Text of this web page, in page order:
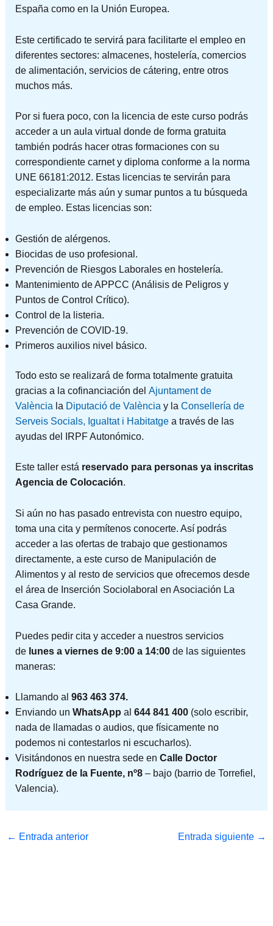
España como en la Unión Europea.
Este certificado te servirá para facilitarte el empleo en
diferentes sectores: almacenes, hostelería, comercios
de alimentación, servicios de cátering, entre otros
muchos más.
Por si fuera poco, con la licencia de este curso podrás
acceder a un aula virtual donde de forma gratuita
también podrás hacer otras formaciones con su
correspondiente carnet y diploma conforme a la norma
UNE 66181:2012. Estas licencias te servirán para
especializarte más aún y sumar puntos a tu búsqueda
de empleo. Estas licencias son:
Gestión de alérgenos.
Biocidas de uso profesional.
Prevención de Riesgos Laborales en hostelería.
Mantenimiento de APPCC (Análisis de Peligros y
Puntos de Control Crítico).
Control de la listeria.
Prevención de COVID-19.
Primeros auxilios nivel básico.
Todo esto se realizará de forma totalmente gratuita
gracias a la cofinanciación del Ajuntament de
València la Diputació de València y la Consellería de
Serveis Socials, Igualtat i Habitatgea través de las
ayudas del IRPF Autonómico.
Este taller está reservado para personas ya inscritas
Agencia de Colocación.
Si aún no has pasado entrevista con nuestro equipo,
toma una cita y permítenos conocerte. Así podrás
acceder a las ofertas de trabajo que gestionamos
directamente, a este curso de Manipulación de
Alimentos y al resto de servicios que ofrecemos desde
el área de Inserción Sociolaboral en Asociación La
Casa Grande.
Puedes pedir cita y acceder a nuestros servicios
delunes a viernes de 9:00 a 14:00de las siguientes
maneras:
Llamando al 963 463 374.
Enviando un WhatsApp al 644 841 400(solo escribir,
nada de llamadas o audios, que físicamente no
podemos ni contestarlos ni escucharlos).
Visitándonos en nuestra sede en Calle Doctor
Rodríguez de la Fuente, nº8– bajo (barrio de Torrefiel,
Valencia).
← Entrada anterior Entrada siguiente →